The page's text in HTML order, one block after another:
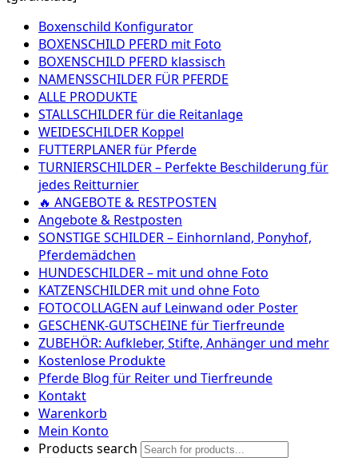
Boxenschild Konfigurator
BOXENSCHILD PFERD mit Foto
BOXENSCHILD PFERD klassisch
NAMENSSCHILDER FÜR PFERDE
ALLE PRODUKTE
STALLSCHILDER für die Reitanlage
WEIDESCHILDER Koppel
FUTTERPLANER für Pferde
TURNIERSCHILDER – Perfekte Beschilderung für
jedes Reitturnier
🔥 ANGEBOTE & RESTPOSTEN
Angebote & Restposten
SONSTIGE SCHILDER – Einhornland, Ponyhof,
Pferdemädchen
HUNDESCHILDER – mit und ohne Foto
KATZENSCHILDER mit und ohne Foto
FOTOCOLLAGEN auf Leinwand oder Poster
GESCHENK-GUTSCHEINE für Tierfreunde
ZUBEHÖR: Aufkleber, Stifte, Anhänger und mehr
Kostenlose Produkte
Pferde Blog für Reiter und Tierfreunde
Kontakt
Warenkorb
Mein Konto
Products search